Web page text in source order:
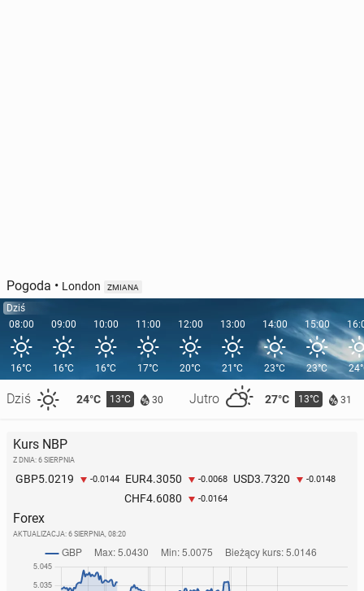
Pogoda • London ZMIANA
Dziś
08:00
16°C
Dziś 24°C 13°C 30 Jutro 27°C 13°C 31
09:00
16°C
10:00
16°C
11:00
17°C
12:00
20°C
13:00
21°C
14:00
23°C
15:00
23°C
Kurs NBP
Z DNIA: 6 SIERPNIA
GBP5.0219 -0.0144 EUR4.3050 -0.0068 USD3.7320 -0.0148
CHF4.6080 -0.0164
Forex
AKTUALIZACJA: 6 SIERPNIA, 08:20